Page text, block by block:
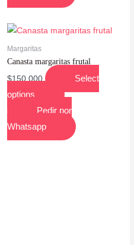
Margaritas
Canasta margaritas frutal
$150,000
Select
options
Pedir por
Whatsapp